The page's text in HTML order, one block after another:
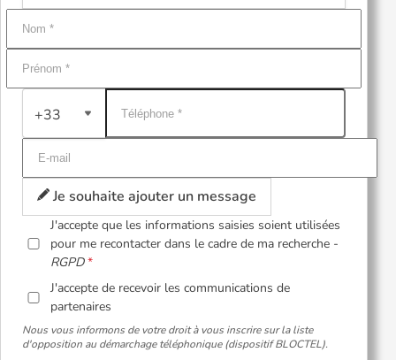
+33
Je souhaite ajouter un message
J'accepte que les informations saisies soient utilisées
pour me recontacter dans le cadre de ma recherche -
RGPD
J'accepte de recevoir les communications de
partenaires
Nous vous informons de votre droit à vous inscrire sur la liste
d'opposition au démarchage téléphonique (dispositif BLOCTEL).